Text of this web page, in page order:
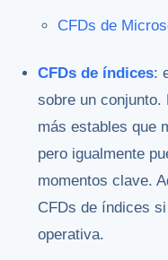
CFDs de
CFDs de índices:
sobre un conjunto.
más estables que
pero igualmente
momentos clave.
CFDs de índices
operativa.